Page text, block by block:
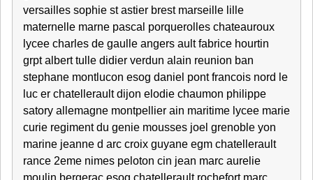
versailles sophie st astier brest marseille lille
maternelle marne pascal porquerolles chateauroux
lycee charles de gaulle angers ault fabrice hourtin
grpt albert tulle didier verdun alain reunion ban
stephane montlucon esog daniel pont francois nord le
luc er chatellerault dijon elodie chaumon philippe
satory allemagne montpellier ain maritime lycee marie
curie regiment du genie mousses joel grenoble yon
marine jeanne d arc croix guyane egm chatellerault
rance 2eme nimes peloton cin jean marc aurelie
moulin bergerac esog chatellerault rochefort marc